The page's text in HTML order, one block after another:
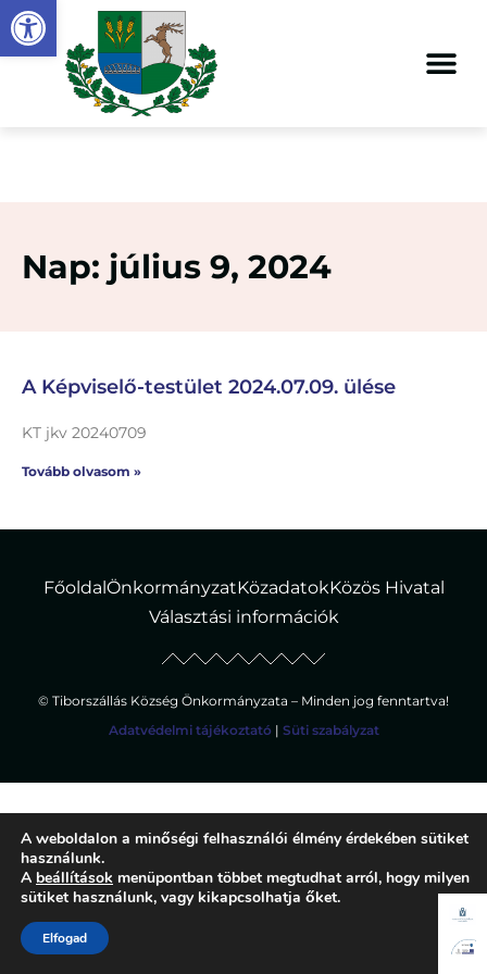
Eszköztár megnyitása
Nap: július 9, 2024
A Képviselő-testület 2024.07.09. ülése
KT jkv 20240709
Tovább olvasom »
FőoldalÖnkormányzatKözadatokKözös Hivatal
Választási információk
© Tiborszállás Község Önkormányzata – Minden jog fenntartva!
Adatvédelmi tájékoztató | Süti szabályzat
A weboldalon a minőségi felhasználói élmény érdekében sütiket
használunk.
A beállítások menüpontban többet megtudhat arról, hogy milyen
sütiket használunk, vagy kikapcsolhatja őket.
Elfogad